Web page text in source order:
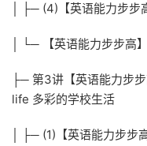
│ ├─ (4)【英语能力步
│ └─ 【英语能力步步高
├─ 第3讲【英语能力步
life 多彩的学校生活
│ ├─ (1)【英语能力步